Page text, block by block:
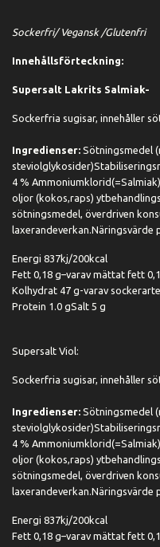
Sockerfri/ Vegansk /Glutenfri
Innehållsförteckning:
Supersalt Lakrits Salmiak-
Sockerfria sugisar, innehåller
Ingredienser: Sötningsmedel
4 %
oljor (kokos,raps)
sötningsmedel, överdriven
laxerandeverkan.Näringsvärde
Energi 837kj/200kcal
Fett 0,18 g–varav mättat fett
Kolhydrat 47 g-varav
Protein 1.0 gSalt 5 g
Supersalt Viol:
Sockerfria sugisar, innehåller
Ingredienser: Sötningsmedel
4 %
oljor (kokos,raps)
sötningsmedel, överdriven
laxerandeverkan.Näringsvärde
Energi 837kj/200kcal
Fett 0,18 g–varav mättat fett